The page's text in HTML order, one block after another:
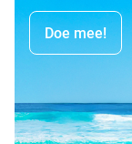
Doe mee!